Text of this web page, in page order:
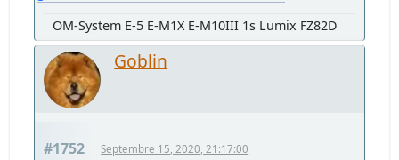
OM-System E-5 E-M1X E-M10III 1s Lumix FZ82D
Goblin
#1752 Septembre 15, 2020, 21:17:00